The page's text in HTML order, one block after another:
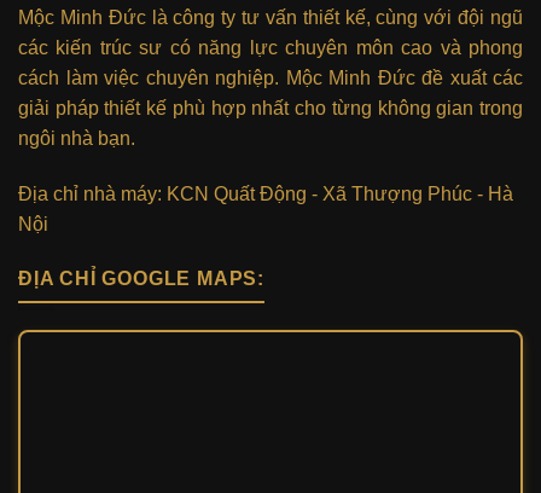
Mộc Minh Đức là công ty tư vấn thiết kế, cùng với đội ngũ
các kiến trúc sư có năng lực chuyên môn cao và phong
cách làm việc chuyên nghiệp. Mộc Minh Đức đề xuất các
giải pháp thiết kế phù hợp nhất cho từng không gian trong
ngôi nhà bạn.
Địa chỉ nhà máy: KCN Quất Động - Xã Thượng Phúc - Hà
Nội
ĐỊA CHỈ GOOGLE MAPS: